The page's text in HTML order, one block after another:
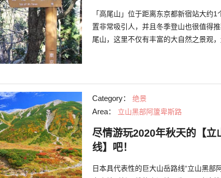
「高尾山」位于距离东京都新宿站大约
置非常吸引人，并且冬季登山也很值得
尾山，这里不仅有丰富的大自然之景观
Category： 绝景
Area： 立山黑部阿籚卑斯路
尽情游玩2020年秋天的【立
线】吧！
日本具代表性的巨大山岳路线“立山黑部